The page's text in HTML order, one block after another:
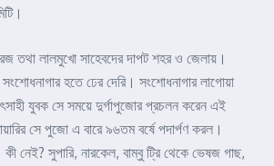
তথা লালমুখো সাহেবদের দাপট শহর ও জেলায়।
হতে ঢের দেরি। সংশোধনাগার লাগোয়া
যুবক সে সময়ে দুর্গাপুজোর প্রচলন করেন এই
সে পুজো এ বারে ৯৬তম বর্ষে পদার্পণ করল।
নেই? সুপারি, নারকেল, বাম্বু ট্রি থেকে ভেষজ গাছ,